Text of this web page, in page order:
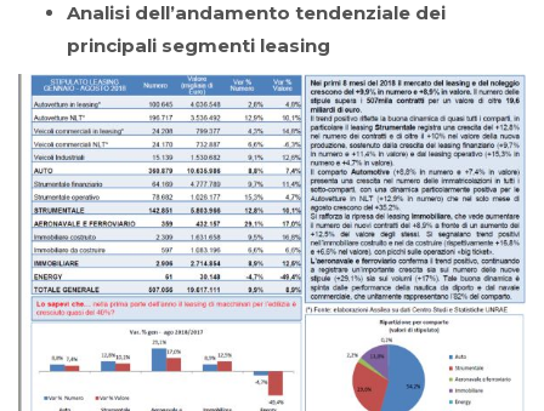
Analisi dell’andamento tendenziale dei
principali segmenti leasing